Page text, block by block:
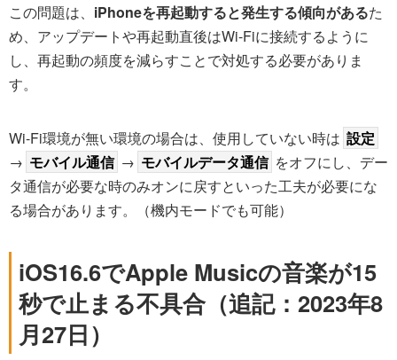
この問題は、 iPhoneを再起動すると発生する傾向があるた
め、アップデートや再起動直後はWi-Fiに接続するように
し、再起動の頻度を減らすことで対処する必要がありま
す。
Wi-Fi環境が無い環境の場合は、使用していない時は 設定
→ モバイル通信 → モバイルデータ通信 をオフにし、デー
タ通信が必要な時のみオンに戻すといった工夫が必要にな
る場合があります。（機内モードでも可能）
iOS16.6でApple Musicの音楽が15
秒で止まる不具合（追記：2023年8
月27日）